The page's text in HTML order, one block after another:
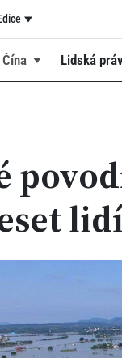
Čína Lidská